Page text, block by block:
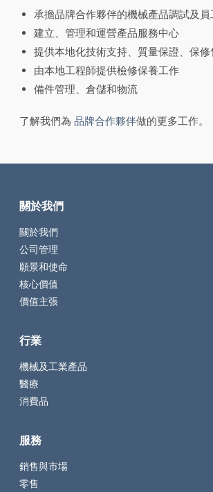
承擔品牌合作夥伴的機械產品調試及員
建立、管理和運營產品服務中心
提供本地化技術支持、質量保證、保
由本地工程師提供檢修保養工作
備件管理、倉儲和物流
了解我們為 品牌合作夥伴做的更多工作。
關於我們
關於我們
公司管理
願景和使命
核心價值
價值主張
行業
機械及工業產品
醫療
消費品
服務
銷售與市場
零售